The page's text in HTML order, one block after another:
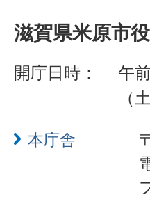
滋賀県米原市
開庁日時：
午
（
本庁舎